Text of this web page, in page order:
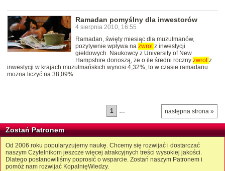
Ramadan pomyślny dla inwestorów
4 sierpnia 2010, 16:55
Ramadan, święty miesiąc dla muzułmanów,
pozytywnie wpływa na zwrotz inwestycji
giełdowych. Naukowcy z University of New
Hampshire donoszą, że o ile średni roczny zwrotz
inwestycji w krajach muzułmańskich wynosi 4,32%, to w czasie ramadanu
można liczyć na 38,09%.
następna strona »
1 …
Zostań Patronem
Od 2006 roku popularyzujemy naukę. Chcemy się rozwijać i dostarczać
naszym Czytelnikom jeszcze więcej atrakcyjnych treści wysokiej jakości.
Dlatego postanowiliśmy poprosić o wsparcie. Zostań naszym Patronem i
pomóż nam rozwijać KopalnięWiedzy.